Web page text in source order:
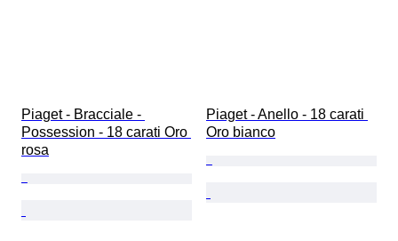
Piaget - Bracciale -
Possession - 18 carati Oro
rosa
Piaget - Anello - 18 carati
Oro bianco